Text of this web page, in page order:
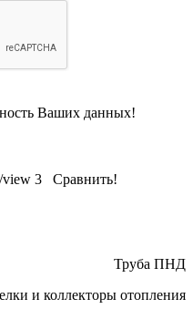
Ваших данных!
view 3
Сравнить!
Труба ПНД
и коллекторы отопления